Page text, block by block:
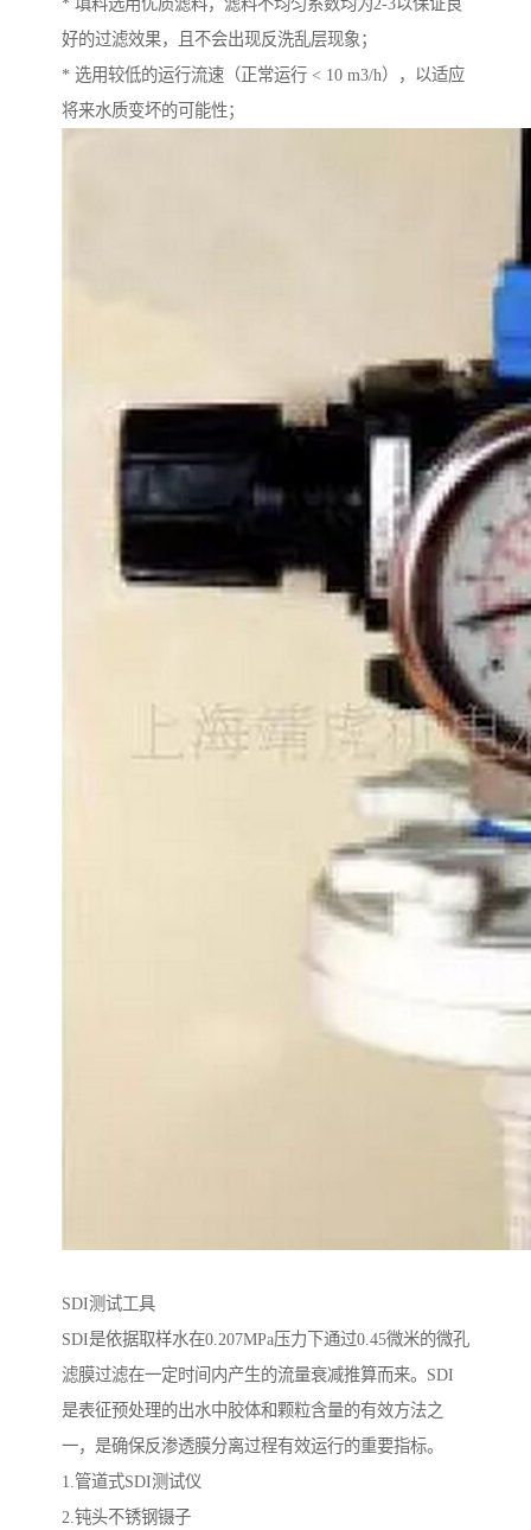
* 填料选用优质滤料，滤料不均匀系数均为2-3以保证良
好的过滤效果，且不会出现反洗乱层现象；
* 选用较低的运行流速（正常运行 < 10 m3/h），以适应
将来水质变坏的可能性；
SDI测试工具
SDI是依据取样水在0.207MPa压力下通过0.45微米的微孔
滤膜过滤在一定时间内产生的流量衰减推算而来。SDI
是表征预处理的出水中胶体和颗粒含量的有效方法之
一，是确保反渗透膜分离过程有效运行的重要指标。
1.管道式SDI测试仪
2.钝头不锈钢镊子